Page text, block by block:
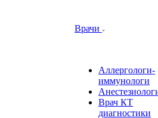
Врачи
Аллергологи-
иммунологи
Врач КТ
диагностики